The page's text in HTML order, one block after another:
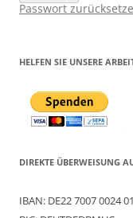
Passwort
HELFEN SIE UNSERE
DIREKTE ÜBERWEISUNG
IBAN: DE22 7007 0024